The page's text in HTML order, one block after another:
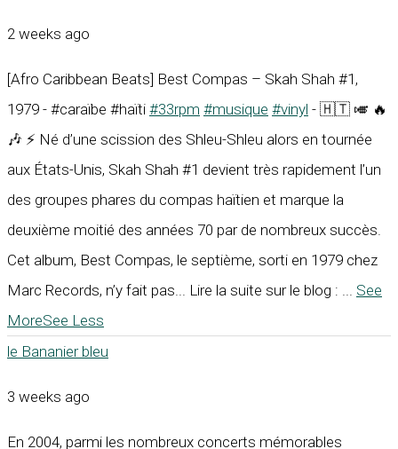
2 weeks ago
[Afro Caribbean Beats] Best Compas – Skah Shah #1,
1979 - #caraïbe #haïti #33rpm #musique #vinyl - 🇭🇹 🎺 🔥
🎶 ⚡ Né d’une scission des Shleu-Shleu alors en tournée
aux États-Unis, Skah Shah #1 devient très rapidement l’un
des groupes phares du compas haïtien et marque la
deuxième moitié des années 70 par de nombreux succès.
Cet album, Best Compas, le septième, sorti en 1979 chez
Marc Records, n’y fait pas... Lire la suite sur le blog : ... See
MoreSee Less
le Bananier bleu
3 weeks ago
En 2004, parmi les nombreux concerts mémorables